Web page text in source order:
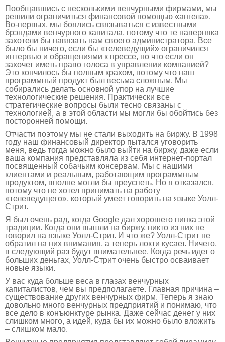
Пообщавшись с несколькими венчурными фирмами, мы
решили ограничиться финансовой помощью «ангела».
Во-первых, мы боялись связываться с известными
брэндами венчурного капитала, потому что те наверняка
захотели бы навязать нам своего администратора. Все
было бы ничего, если бы «телеведущий» ограничился
интервью и обращениями к прессе, но что если он
захочет иметь право голоса в управлении компанией?
Это кончилось бы полным крахом, потому что наш
программный продукт был весьма сложным. Мы
собирались делать основной упор на лучшие
технологические решения. Практически все
стратегические вопросы были тесно связаны с
технологией, а в этой области мы могли бы обойтись без
посторонней помощи.
Отчасти поэтому мы не стали выходить на биржу. В 1998
году наш финансовый директор пытался уговорить
меня, ведь тогда можно было выйти на биржу, даже если
ваша компания представляла из себя интернет-портал
посвященный собачьим консервам. Мы с нашими
клиентами и реальным, работающим программным
продуктом, вполне могли бы преуспеть. Но я отказался,
потому что не хотел принимать на работу
«телеведущего», который умеет говорить на языке Уолл-
Стрит.
Я был очень рад, когда Google дал хорошего пинка этой
традиции. Когда они вышли на биржу, никто из них не
говорил на языке Уолл-Стрит. И что же? Уолл-Стрит не
обратил на них внимания, а теперь локти кусает. Ничего,
в следующий раз будут внимательнее. Когда речь идет о
больших деньгах, Уолл-Стрит очень быстро осваивает
новые языки.
У вас куда больше веса в глазах венчурных
капиталистов, чем вы предполагаете. Главная причина –
существование других венчурных фирм. Теперь я знаю
довольно много венчурных предприятий и понимаю, что
все дело в конъюнктуре рынка. Даже сейчас денег у них
слишком много, а идей, куда бы их можно было вложить
– слишком мало.